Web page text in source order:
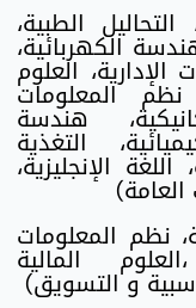
الطبية،
الكهربائية،
العلوم
نظم المعلومات
هندسة
التغذية
الإنجليزية،
العامة)
نظم المعلومات
المالية
و التسويق)